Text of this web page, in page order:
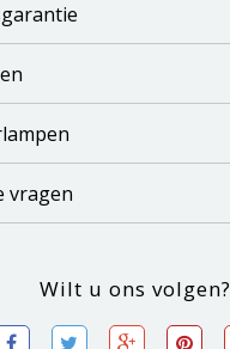
vragen
Wilt u ons volgen?